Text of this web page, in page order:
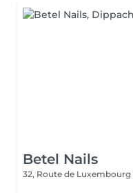
Betel Nails
32, Route de Luxembourg